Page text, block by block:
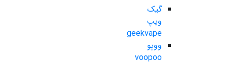
گیک
ویپ
geekvape
ووپو
voopoo